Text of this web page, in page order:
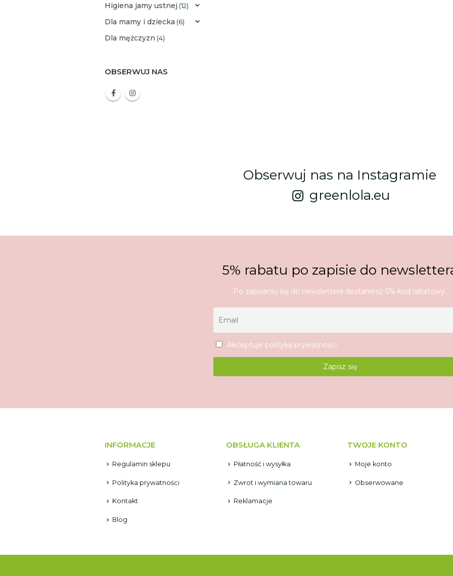
Higiena jamy ustnej (12)
Dla mamy i dziecka (6)
Dla mężczyzn (4)
OBSERWUJ NAS
Obserwuj nas na Instagramie
greenlola.eu
5% rabatu po zapisie do
Po zapisaniu się do newslettera dostaniesz 5% kod rabatowy.
Akceptuje politykę prywatności
INFORMACJE
Regulamin sklepu
Polityka prywatności
Kontakt
Blog
OBSŁUGA KLIENTA
Płatność i wysyłka
Zwrot i wymiana towaru
Reklamacje
TWOJE KONTO
Moje konto
Obserwowane